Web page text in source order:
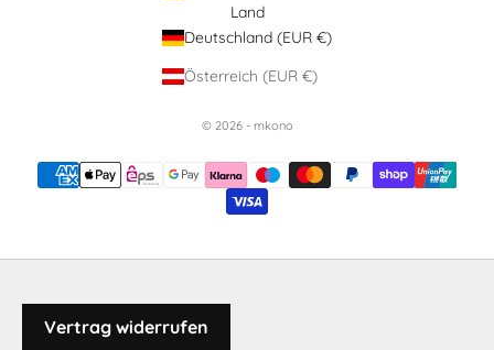
Land
Deutschland (EUR €)
Österreich (EUR €)
© 2026 - mkono
Vertrag widerrufen